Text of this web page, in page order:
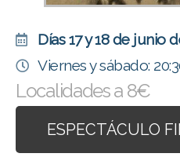
Días 17 y 18 de junio
Viernes y sábado:
Localidades a 8€
ESPECTÁCULO